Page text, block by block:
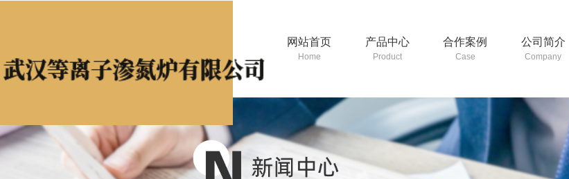
网站首页
Home
产品中心
Product
合作案例
Case
公司简介
Company